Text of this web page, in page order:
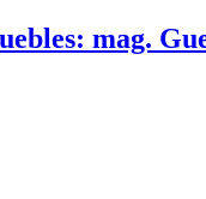
mag.